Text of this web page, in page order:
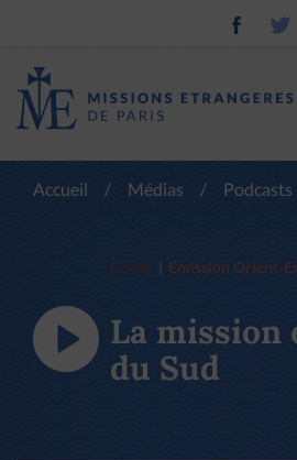
Accueil / Médias / Podcasts
Corée Emission Orient-
La mission
du Sud